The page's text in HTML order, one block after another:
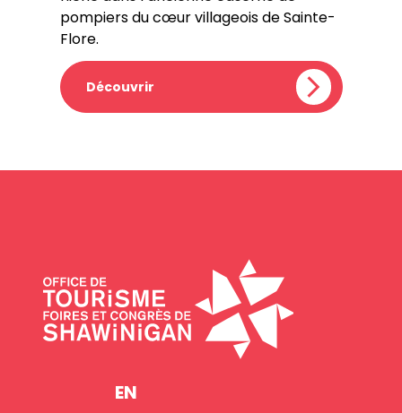
pompiers du cœur villageois de Sainte-
Flore.
Découvrir
EN